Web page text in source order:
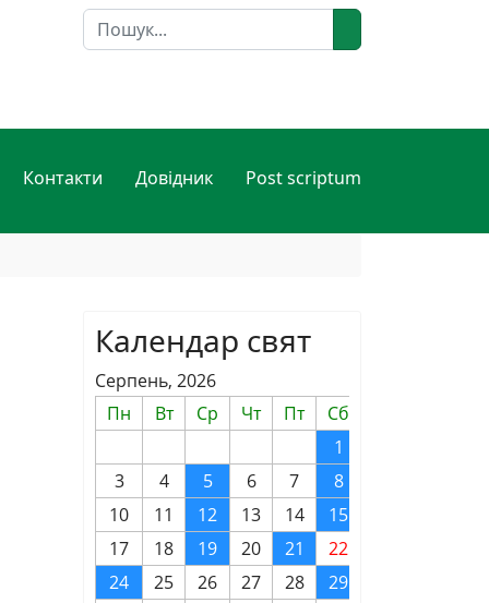
Пошук
Контакти Довідник Post scriptum
Календар свят
Серпень, 2026
Пн
Вт Ср Чт Пт Сб
1
3
4 5 6 7 8
10
11 12 13 14 15
17
18 19 20 21 22
24
25 26 27 28 29